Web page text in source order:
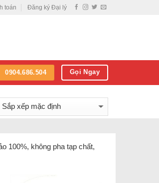
toán Đăng ký Đại lý
0904.686.504 Gọi Ngay
100%, không pha tạp chất,